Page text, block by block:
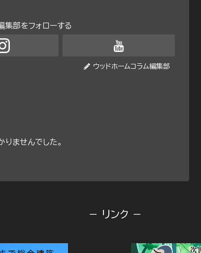
集部をフォローする
ウッドホームコラム編集部
ませんでした。
－ リンク －